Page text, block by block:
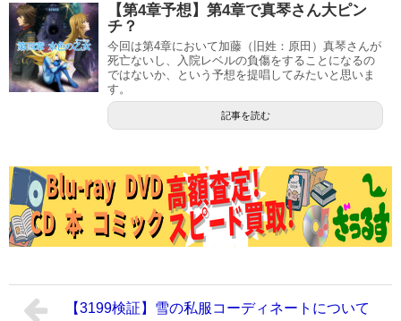
【第4章予想】第4章で真琴さん大ピン
チ？
今回は第4章において加藤（旧姓：原田）真琴さんが
死亡ないし、入院レベルの負傷をすることになるの
ではないか、という予想を提唱してみたいと思いま
す。
記事を読む
【3199検証】雪の私服コーディネートについて